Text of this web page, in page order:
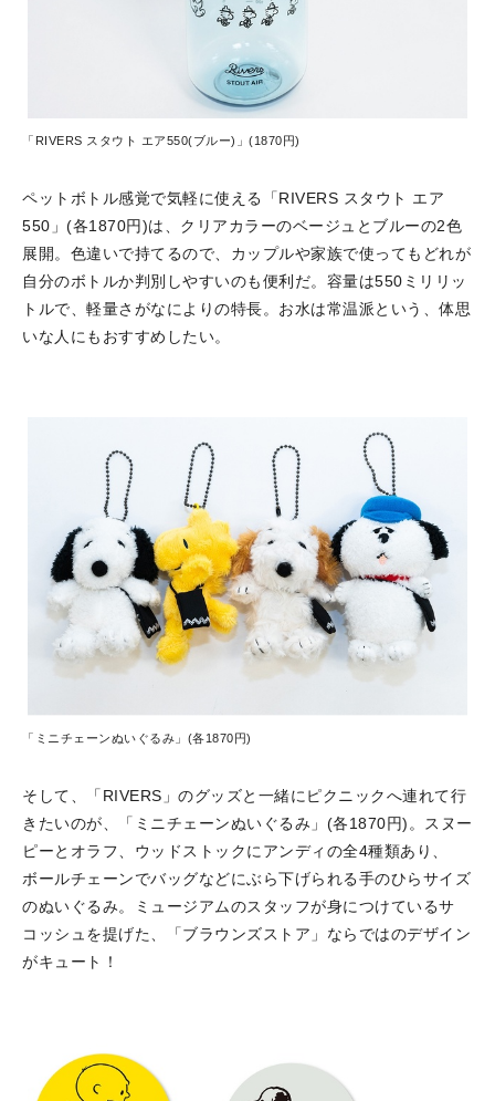
「RIVERS スタウト エア550(ブルー)」(1870円)
ペットボトル感覚で気軽に使える「RIVERS スタウト エア
550」(各1870円)は、クリアカラーのベージュとブルーの2色
展開。色違いで持てるので、カップルや家族で使ってもどれが
自分のボトルか判別しやすいのも便利だ。容量は550ミリリッ
トルで、軽量さがなによりの特長。お水は常温派という、体思
いな人にもおすすめしたい。
「ミニチェーンぬいぐるみ」(各1870円)
そして、「RIVERS」のグッズと一緒にピクニックへ連れて行
きたいのが、「ミニチェーンぬいぐるみ」(各1870円)。スヌー
ピーとオラフ、ウッドストックにアンディの全4種類あり、
ボールチェーンでバッグなどにぶら下げられる手のひらサイズ
のぬいぐるみ。ミュージアムのスタッフが身につけているサ
コッシュを提げた、「ブラウンズストア」ならではのデザイン
がキュート！